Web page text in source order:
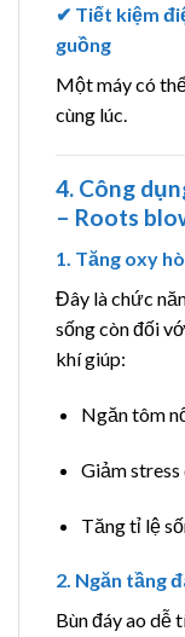
✔ Tiết kiệm
guồng
Một máy có
cùng lúc.
4. Công
– Roots
1. Tăng oxy
Đây là chức
sống còn đối
khí giúp:
Ngăn tôm
Giảm
Tăng tỉ lệ
2. Ngăn tầng
Bùn đáy ao dễ